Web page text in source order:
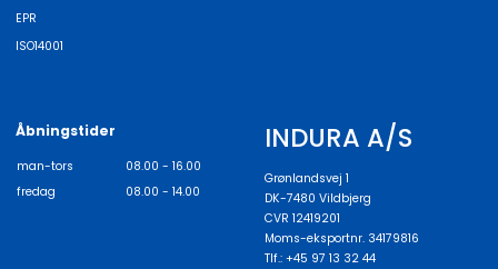
EPR
ISO14001
Åbningstider
man-tors
08.00 - 16.00
fredag
08.00 - 14.00
INDURA A/S
Grønlandsvej 1
DK-7480 Vildbjerg
CVR 12419201
Moms-eksportnr. 34179816
Tlf.: +45 97 13 32 44